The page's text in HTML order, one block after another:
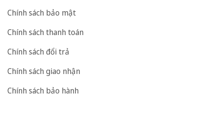
Chính sách bảo mật
Chính sách thanh toán
Chính sách đổi trả
Chính sách giao nhận
Chính sách bảo hành